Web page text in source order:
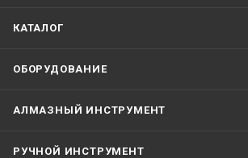
КАТАЛОГ
ОБОРУДОВАНИЕ
АЛМАЗНЫЙ ИНСТРУМЕНТ
РУЧНОЙ ИНСТРУМЕНТ